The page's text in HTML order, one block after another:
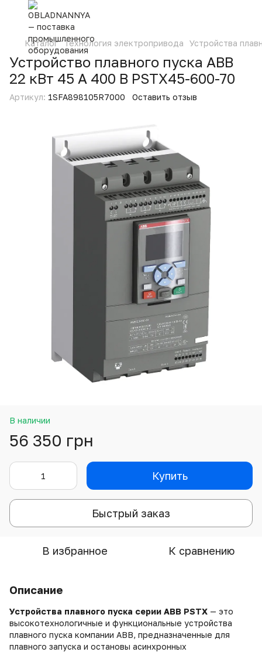
Каталог Технология электропривода Устройства
Устройство плавного пуска ABB
22 кВт 45 А 400 В PSTX45-600-70
Артикул: 1SFA898105R7000 Оставить отзыв
В наличии
56 350 грн
Купить
Быстрый заказ
В избранное К сравнению
Описание
Устройства плавного пуска серии ABB PSTX — это
высокотехнологичные и функциональные устройства
плавного пуска компании ABB, предназначенные для
плавного запуска и остановы асинхронных